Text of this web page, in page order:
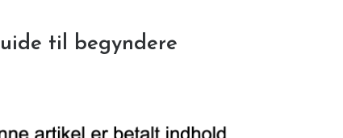
til begyndere